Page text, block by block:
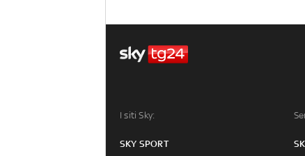
I siti Sky:
SKY SPORT